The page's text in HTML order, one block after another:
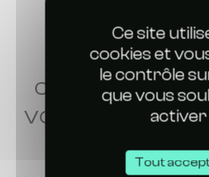
Ce site
cookies et
le contrôle
que vous
activer
Tout
Découvrez
conseils
votre